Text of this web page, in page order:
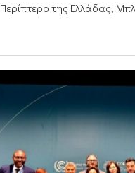
Περίπτερο της Ελλάδας,